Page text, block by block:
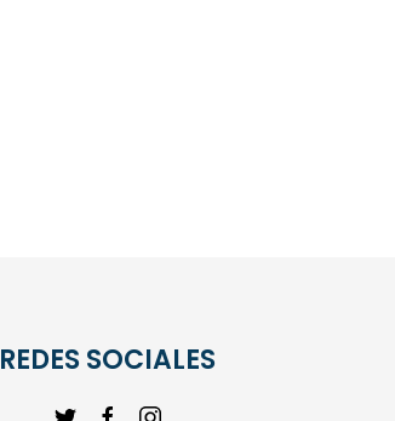
REDES SOCIALES